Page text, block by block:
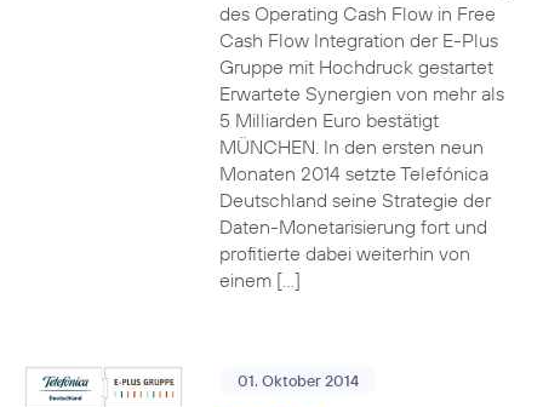
des Operating Cash Flow in Free
Cash Flow Integration der E-Plus
Gruppe mit Hochdruck gestartet
Erwartete Synergien von mehr als
5 Milliarden Euro bestätigt
MÜNCHEN. In den ersten neun
Monaten 2014 setzte Telefónica
Deutschland seine Strategie der
Daten-Monetarisierung fort und
profitierte dabei weiterhin von
einem […]
01. Oktober 2014